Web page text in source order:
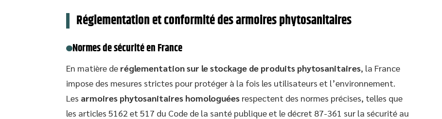
Réglementation et conformité des armoires phytosanitaires
Normes de sécurité en France
En matière de réglementation sur le stockage de produits phytosanitaires, la France
impose des mesures strictes pour protéger à la fois les utilisateurs et l’environnement.
Les armoires phytosanitaires homologuées respectent des normes précises, telles que
les articles 5162 et 517 du Code de la santé publique et le décret 87-361 sur la sécurité au